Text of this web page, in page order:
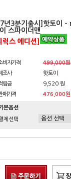
년3분기출시]핫토이 -
스파이더맨
럭스 에디션]
비자가격
499,000원
조사
핫토이
립금
9,520 원
매가격
476,000원
본옵션
제선택